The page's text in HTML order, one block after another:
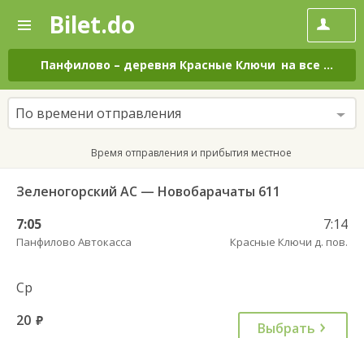
—
Поиск
и
покупка
билетов
на
автобус
онлайн
Bilet.do
Панфилово – деревня Красные Ключи на все дни
По времени отправления
Время отправления и прибытия местное
Зеленогорский АС — Новобарачаты 611
7:05
Панфилово Автокасса
7:14
Красные Ключи д. пов.
Ср
20 руб. Выбрать